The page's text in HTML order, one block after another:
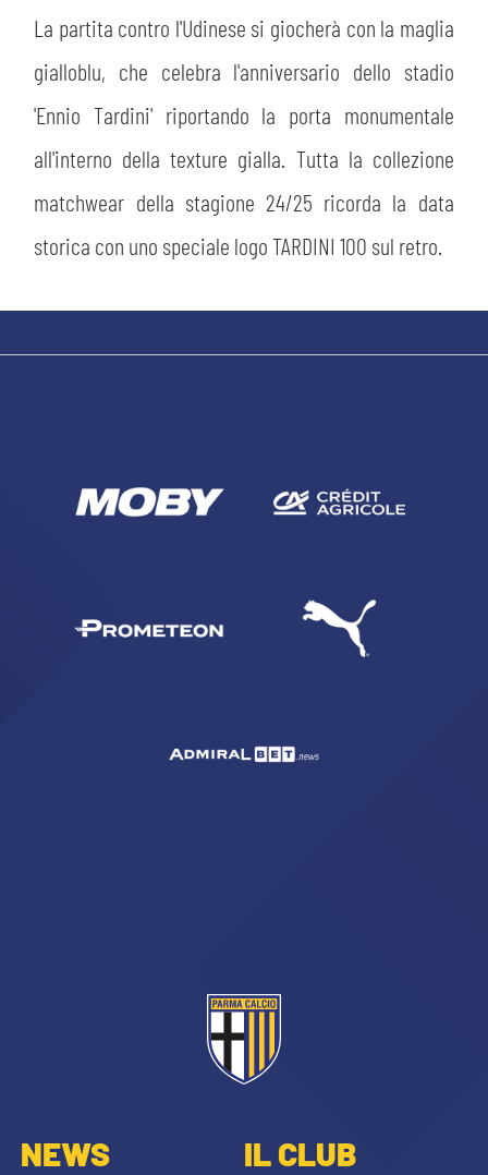
CERCA
La partita contro l'Udinese si giocherà con la maglia
gialloblu, che celebra l'anniversario dello stadio
'Ennio Tardini' riportando la porta monumentale
all'interno della texture gialla. Tutta la collezione
matchwear della stagione 24/25 ricorda la data
storica con uno speciale logo TARDINI 100 sul retro.
NEWS IL CLUB
abilitato